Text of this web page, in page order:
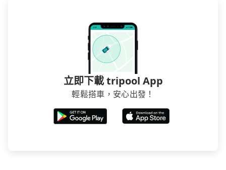
立即下載 tripool App
輕鬆搭車，安心出發！